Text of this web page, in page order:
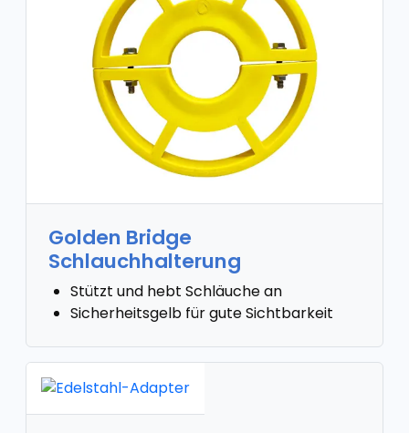
Golden Bridge
Schlauchhalterung
Stützt und hebt Schläuche an
Sicherheitsgelb für gute Sichtbarkeit